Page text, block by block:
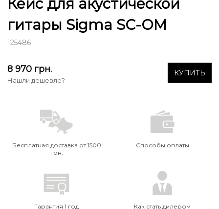
Кейс для акустической
гитары Sigma SC-OM
125486
8 970 грн.
Нашли дешевле?
КУПИТЬ
Бесплатная доставка от 1500
грн.
Способы оплаты
Гарантия 1 год Как стать дилером